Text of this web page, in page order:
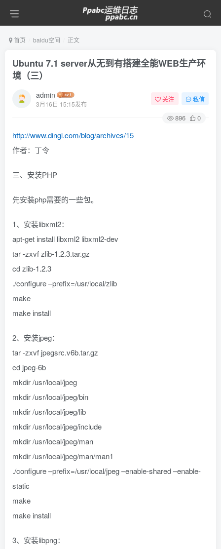
首页 baidu空间 正文
Ubuntu 7.1 server从无到有搭建全能WEB生产环
境（三）
admin
3月16日 15:15发布
关注 私信
896 0
http://www.dingl.com/blog/archives/15
作者：丁令
三、安装PHP
先安装php需要的一些包。
1、安装libxml2：
apt-get install libxml2 libxml2-dev
tar -zxvf zlib-1.2.3.tar.gz
cd zlib-1.2.3
./configure –prefix=/usr/local/zlib
make
make install
2、安装jpeg：
tar -zxvf jpegsrc.v6b.tar.gz
cd jpeg-6b
mkdir /usr/local/jpeg
mkdir /usr/local/jpeg/bin
mkdir /usr/local/jpeg/lib
mkdir /usr/local/jpeg/include
mkdir /usr/local/jpeg/man
mkdir /usr/local/jpeg/man/man1
./configure –prefix=/usr/local/jpeg –enable-shared –enable-
static
make
make install
3、安装libpng：